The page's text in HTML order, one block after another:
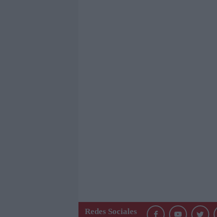
Redes Sociales